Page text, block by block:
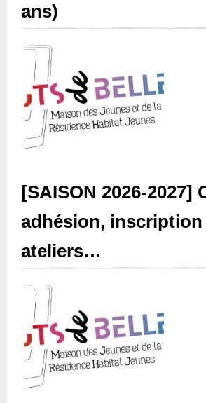
ans)
[SAISON 2026-
adhésion,
ateliers…